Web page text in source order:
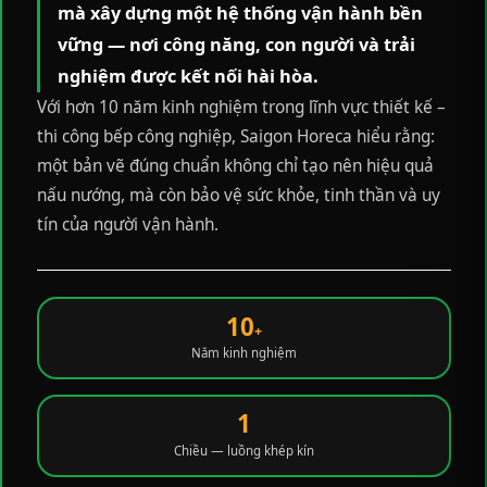
mà xây dựng một hệ thống vận hành bền
vững — nơi công năng, con người và trải
nghiệm được kết nối hài hòa.
Với hơn 10 năm kinh nghiệm trong lĩnh vực thiết kế –
thi công bếp công nghiệp, Saigon Horeca hiểu rằng:
một bản vẽ đúng chuẩn không chỉ tạo nên hiệu quả
nấu nướng, mà còn bảo vệ sức khỏe, tinh thần và uy
tín của người vận hành.
10+
Năm kinh nghiệm
1
Chiều — luồng khép kín